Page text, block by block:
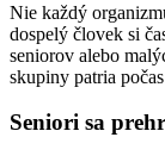
Nie každý
dospelý človek si
seniorov alebo
skupiny patria
Seniori sa